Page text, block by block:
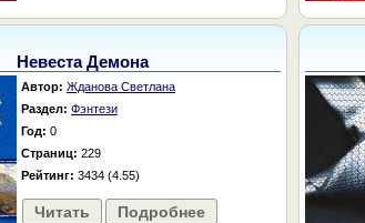
Невеста Демона
Автор: Жданова Светлана
Раздел: Фэнтези
Год: 0
Страниц: 229
Рейтинг: 3434 (4.55)
Читать Подробнее